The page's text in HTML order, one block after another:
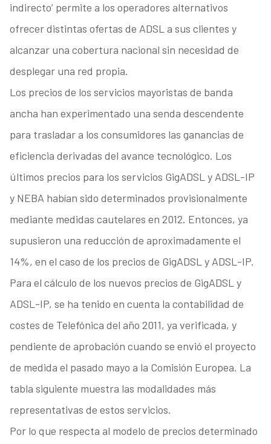
indirecto’ permite a los operadores alternativos
ofrecer distintas ofertas de ADSL a sus clientes y
alcanzar una cobertura nacional sin necesidad de
desplegar una red propia.
Los precios de los servicios mayoristas de banda
ancha han experimentado una senda descendente
para trasladar a los consumidores las ganancias de
eficiencia derivadas del avance tecnológico. Los
últimos precios para los servicios GigADSL y ADSL-IP
y NEBA habían sido determinados provisionalmente
mediante medidas cautelares en 2012. Entonces, ya
supusieron una reducción de aproximadamente el
14%, en el caso de los precios de GigADSL y ADSL-IP.
Para el cálculo de los nuevos precios de GigADSL y
ADSL-IP, se ha tenido en cuenta la contabilidad de
costes de Telefónica del año 2011, ya verificada, y
pendiente de aprobación cuando se envió el proyecto
de medida el pasado mayo a la Comisión Europea. La
tabla siguiente muestra las modalidades más
representativas de estos servicios.
Por lo que respecta al modelo de precios determinado